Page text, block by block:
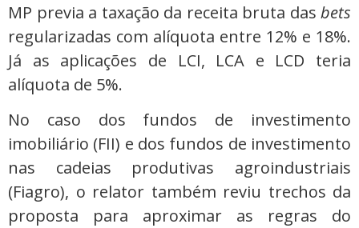
MP previa a taxação da receita bruta das bets
regularizadas com alíquota entre 12% e 18%.
Já as aplicações de LCI, LCA e LCD teria
alíquota de 5%.
No caso dos fundos de investimento
imobiliário (FII) e dos fundos de investimento
nas cadeias produtivas agroindustriais
(Fiagro), o relator também reviu trechos da
proposta para aproximar as regras do